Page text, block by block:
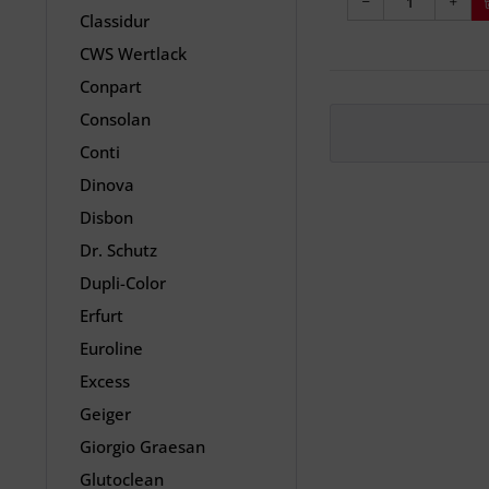
Classidur
CWS Wertlack
Conpart
Consolan
Conti
Dinova
Disbon
Dr. Schutz
Dupli-Color
Erfurt
Euroline
Excess
Geiger
Giorgio Graesan
Glutoclean